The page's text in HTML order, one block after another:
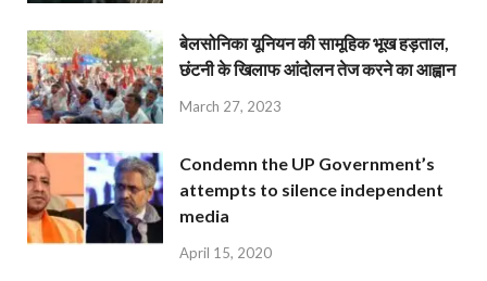
बेलसोनिका यूनियन की सामूहिक भूख हड़ताल,
छंटनी के खिलाफ आंदोलन तेज करने का आह्वान
March 27, 2023
Condemn the UP Government’s
attempts to silence independent
media
April 15, 2020